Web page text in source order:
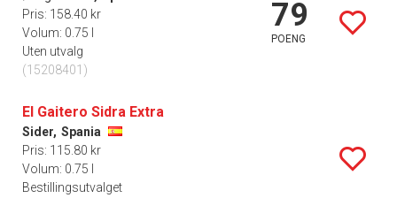
Pris: 158.40 kr
Volum: 0.75 l
Uten utvalg
(15208401)
79
POENG
El Gaitero Sidra Extra
Sider, Spania
Pris: 115.80 kr
Volum: 0.75 l
Bestillingsutvalget